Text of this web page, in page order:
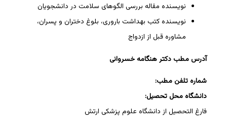
نویسنده مقاله بررسی الگوهای سلامت در دانشجویان
نویسنده کتب بهداشت باروری، بلوغ دختران و پسران،
مشاوره قبل از ازدواج
آدرس مطب دکتر هنگامه خسروانی
شماره تلفن مطب:
دانشگاه محل تحصیل:
فارغ التحصیل از دانشگاه علوم پزشکی ارتش